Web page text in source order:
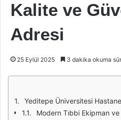
Kalite ve
Adresi
25 Eylül 2025 3 dakika okuma
Yeditepe Üniversitesi Hastanesi:
Modern Tıbbi Ekipman